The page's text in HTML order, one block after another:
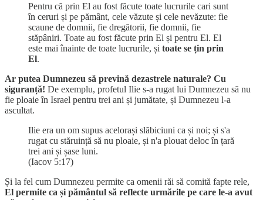
Pentru că prin El au fost făcute toate lucrurile cari sunt
în ceruri și pe pământ, cele văzute și cele nevăzute: fie
scaune de domnii, fie dregătorii, fie domnii, fie
stăpâniri. Toate au fost făcute prin El și pentru El. El
este mai înainte de toate lucrurile, și toate se țin prin
El.
Ar putea Dumnezeu să prevină dezastrele naturale? Cu
siguranță! De exemplu, profetul Ilie s-a rugat lui Dumnezeu să nu
fie ploaie în Israel pentru trei ani și jumătate, și Dumnezeu l-a
ascultat.
Ilie era un om supus acelorași slăbiciuni ca și noi; și s'a
rugat cu stăruință să nu ploaie, și n'a plouat deloc în țară
trei ani și șase luni.
(Iacov 5:17)
Și la fel cum Dumnezeu permite ca omenii răi să comită fapte rele,
El permite ca și pământul să reflecte urmările pe care le-a avut